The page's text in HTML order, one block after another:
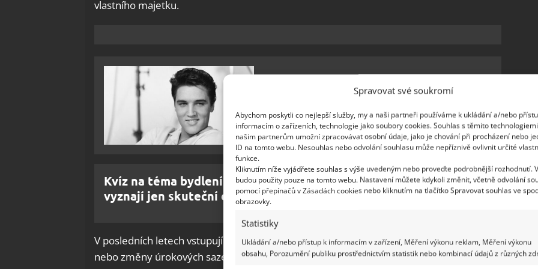
Spravovat své soukromí
Abychom poskytli co nejlepší služby, my a naši partneři používáme k ukládání a/nebo
informacím o zařízeních, technologie jako soubory cookies. Souhlas s těmito
našim partnerům umožní zpracovávat osobní údaje, jako je chování při procházení nebo
ID na tomto webu. Nesouhlas nebo odvolání souhlasu může nepříznivě ovlivnit určité
funkce.
Kliknutím níže vyjádřete souhlas s výše uvedeným nebo proveďte podrobnější rozhodnutí.
budou použity pouze na tomto webu. Nastavení můžete kdykoli změnit, včetně odvolání
pomocí přepínačů v Zásadách cookies nebo kliknutím na tlačítko Spravovat souhlas ve
obrazovky.
Statistiky
Ukládání a/nebo přístup k informacím v zařízení, Měření výkonu reklam, Měření výkonu
obsahu, Porozumění publiku prostřednictvím statistik nebo kombinací údajů z různých
vlastního majetku.
Kvíz na téma bydlení slavných celebrit: V jejich luxusních sídlech se
vyznají jen skuteční experti
V posledních letech vstupují do hry také vnější faktory, jako je inflace, růst cen energií
nebo změny úrokových sazeb. Ty mohou výrazně ovlivnit dostupnost bydlení i